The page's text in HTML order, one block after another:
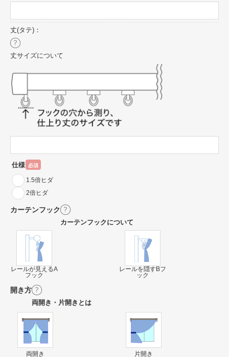
丈(タテ)：
丈サイズについて
仕様 必須
1.5倍ヒダ
2倍ヒダ
カーテンフック
カーテンフックについて
レールが見えるA
フック
レールを隠すBフ
ック
開き方
両開き・片開きとは
両開き 片開き